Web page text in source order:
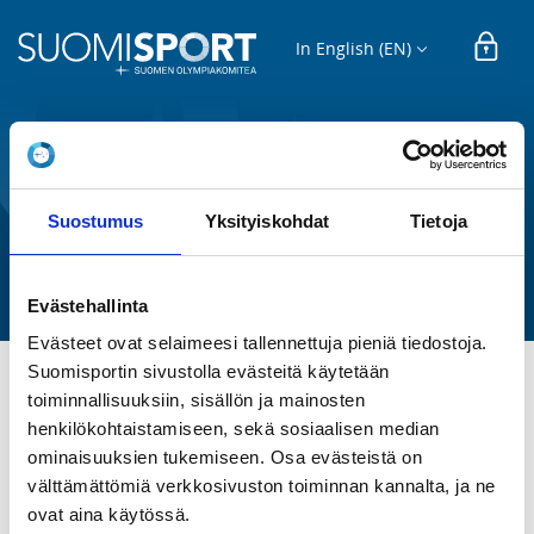
Suostumus Yksityiskohdat Tietoja
Evästehallinta
Evästeet ovat selaimeesi tallennettuja pieniä tiedostoja.
Suomisportin sivustolla evästeitä käytetään
toiminnallisuuksiin, sisällön ja mainosten
henkilökohtaistamiseen, sekä sosiaalisen median
ominaisuuksien tukemiseen. Osa evästeistä on
välttämättömiä verkkosivuston toiminnan kannalta, ja ne
ovat aina käytössä.
In English (EN)
REGISTRATION
Roskakävely Haunisten allas
Tervetuloa viettämään helatorstaita hyvällä asialla.
Kerätään roskia, nautitaan liikunnasta ja luonnosta,
hyvästä seurasta ja eväistä. Lopussa pieni yhteinen
jumppahetki.